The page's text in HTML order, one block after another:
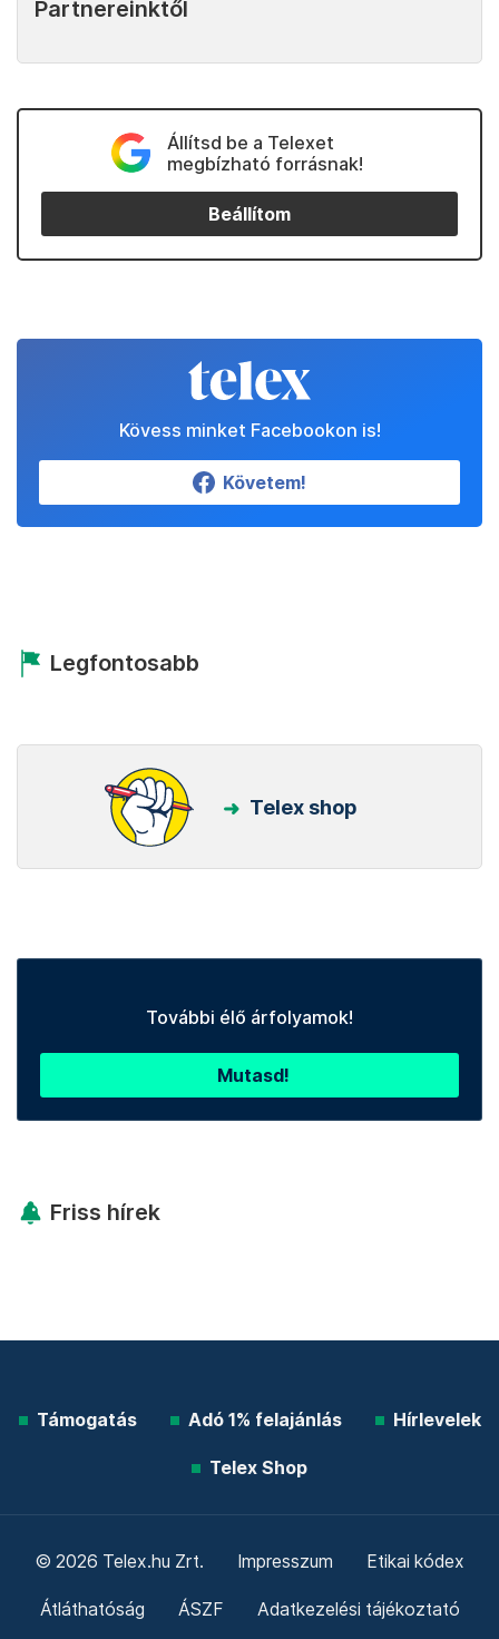
Partnereinktől
Állítsd be a Telexet
megbízható forrásnak!
Beállítom
Kövess minket Facebookon is!
Követem!
Legfontosabb
Telex shop
További élő árfolyamok!
Mutasd!
Friss hírek
Támogatás Adó 1% felajánlás Hírlevelek
Telex Shop
© 2026 Telex.hu Zrt. Impresszum Etikai kódex
Átláthatóság ÁSZF Adatkezelési tájékoztató